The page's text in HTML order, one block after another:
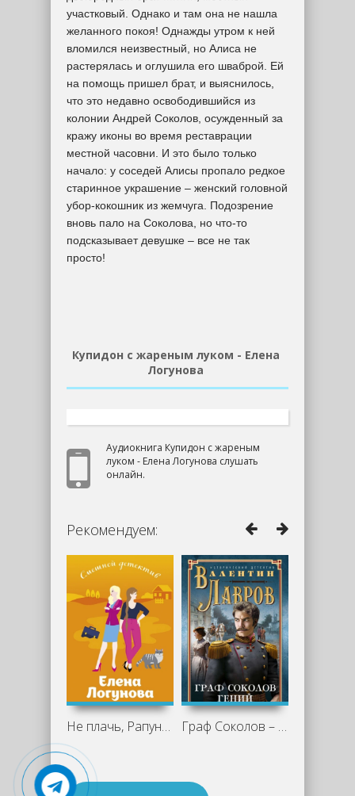
участковый. Однако и там она не нашла
желанного покоя! Однажды утром к ней
вломился неизвестный, но Алиса не
растерялась и оглушила его шваброй. Ей
на помощь пришел брат, и выяснилось,
что это недавно освободившийся из
колонии Андрей Соколов, осужденный за
кражу иконы во время реставрации
местной часовни. И это было только
начало: у соседей Алисы пропало редкое
старинное украшение – женский головной
убор-кокошник из жемчуга. Подозрение
вновь пало на Соколова, но что-то
подсказывает девушке – все не так
просто!
Купидон с жареным луком - Елена
Логунова
Аудиокнига Купидон с жареным
луком - Елена Логунова слушать
онлайн.
Рекомендуем:
Не плачь, Рапунцель! - Елена Логунова Граф Соколов – гений сыска - Валентин